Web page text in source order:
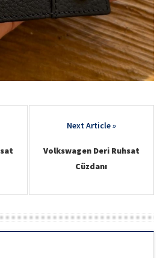
Volkswagen Deri Ruhsat
Cüzdanı